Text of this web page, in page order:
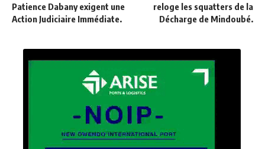
Patience Dabany exigent une
Action Judiciaire Immédiate.
reloge les squatters de la
Décharge de Mindoubé.